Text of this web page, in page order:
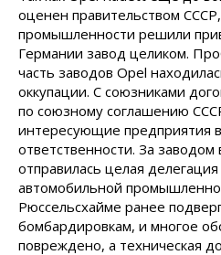
оценен правительством
промышленности решили
Германии завод целиком.
часть заводов Opel
оккупации. С союзниками
по союзному соглашению
интересующие предприятия
ответственности. За заводом
отправилась целая
автомобильной
Рюссельсхайме ранее
бомбардировкам, и многое
повреждено, а техническая